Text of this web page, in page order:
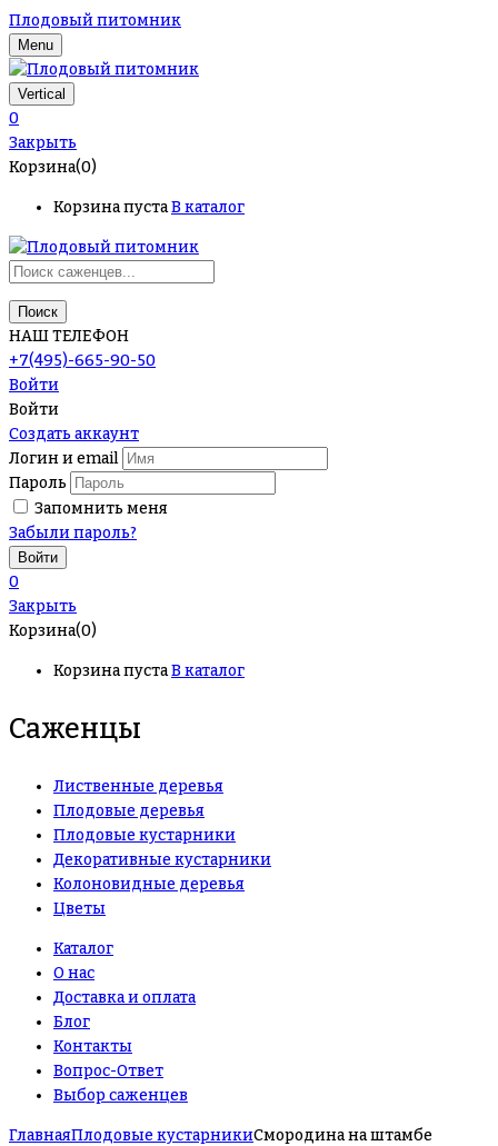
Плодовый питомник
Menu
Vertical
0
Закрыть
Корзина(0)
Корзина пустаВ каталог
Поиск
НАШ ТЕЛЕФОН
+7(495)-665-90-50
Войти
Войти
Создать аккаунт
Логин и email
Пароль
Запомнить меня
Забыли пароль?
0
Закрыть
Корзина(0)
Корзина пустаВ каталог
Саженцы
Лиственные деревья
Плодовые деревья
Плодовые кустарники
Декоративные кустарники
Колоновидные деревья
Цветы
Каталог
О нас
Доставка и оплата
Блог
Контакты
Вопрос-Ответ
Выбор саженцев
ГлавнаяПлодовые кустарникиСмородина на штамбе